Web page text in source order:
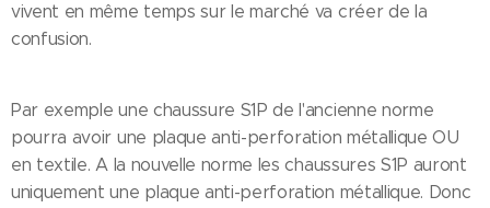
vivent en même temps sur le marché va créer de la
confusion.
Par exemple une chaussure S1P de l'ancienne norme
pourra avoir une plaque anti-perforation métallique OU
en textile. A la nouvelle norme les chaussures S1P auront
uniquement une plaque anti-perforation métallique. Donc